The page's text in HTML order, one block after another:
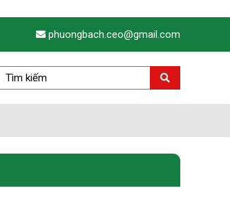
phuongbach.ceo@gmail.com